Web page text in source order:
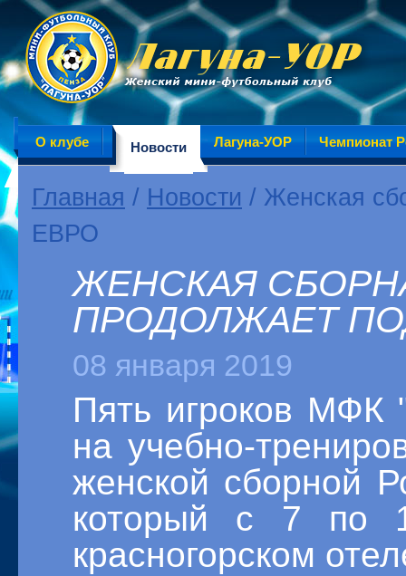
О клубе Новости Лагуна-УОР Чемпионат
Главная / Новости / Женская
ЕВРО
ЖЕНСКАЯ
ПРОДОЛЖАЕТ
08 января 2019
Пять игроков МФК
на учебно-
женской сборной
который с 7 по
красногорском